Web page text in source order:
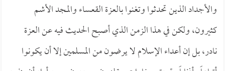
والأجداد الذين تحدثوا وتغنوا بالعزة القعساء والمجد الأشم
كثيرون، ولكن في هذا الزمن الذي أصبح الحديث فيه عن العزة
نادر، بل إن أعداء الإسلام لا يرضون من المسلمين إلا أن يكونوا